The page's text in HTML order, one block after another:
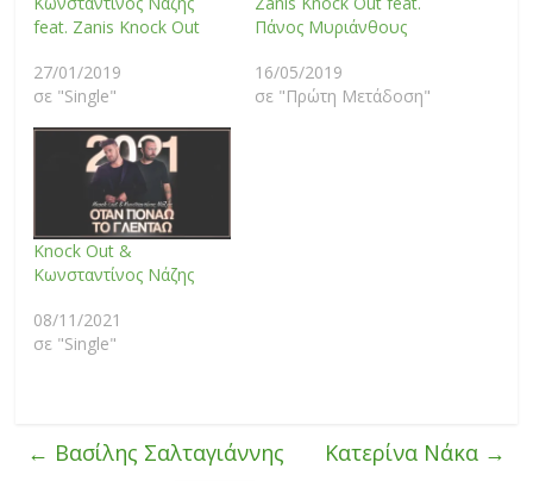
feat. Zanis Knock Out
27/01/2019
σε "Single"
Πάνος Μυριάνθους
16/05/2019
σε "Πρώτη Μετάδοση"
Knock Out &
Κωνσταντίνος Νάζης
08/11/2021
σε "Single"
← Βασίλης Σαλταγιάννης Κατερίνα Νάκα →